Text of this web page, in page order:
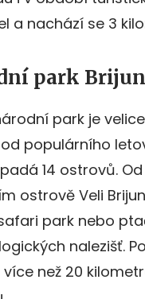
a nachází se 3
park
park je
populárního
14 ostrovů.
ostrově Veli
park nebo
nalezišť.
než 20